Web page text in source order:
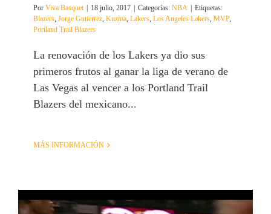
Por Viva Basquet 18 julio, 2017 Categorías: NBA
Etiquetas:
Blazers, Jorge Gutierrez, Kuzma, Lakers, Los Angeles Lakers, MVP,
Portland Trail Blazers
La renovación de los Lakers ya dio sus
primeros frutos al ganar la liga de verano de
Las Vegas al vencer a los Portland Trail
Blazers del mexicano...
MÁS INFORMACIÓN